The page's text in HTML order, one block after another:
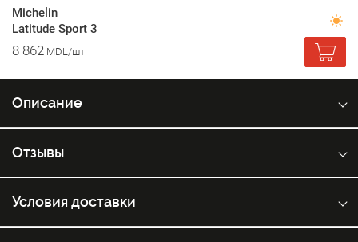
Michelin
Latitude Sport 3
8 862 MDL/шт
Описание
Отзывы
Условия доставки